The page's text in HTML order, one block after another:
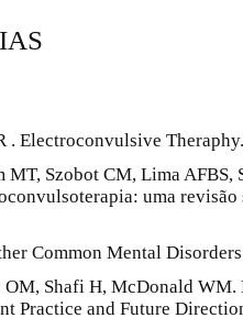
. Electroconvulsive
Szobot CM, Lima AFBS,
uma
Common Mental
OM, Shafi H, McDonald
Practice and Future